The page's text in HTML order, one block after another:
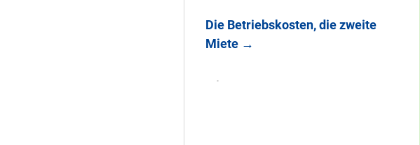
Die Betriebskosten, die zweite
Miete →